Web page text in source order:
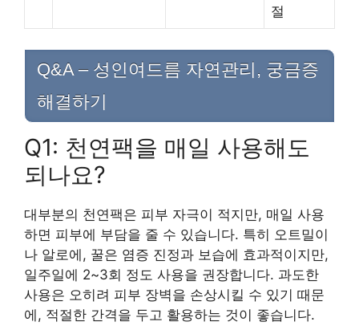
절
Q&A – 성인여드름 자연관리, 궁금증
해결하기
Q1: 천연팩을 매일 사용해도
되나요?
대부분의 천연팩은 피부 자극이 적지만, 매일 사용
하면 피부에 부담을 줄 수 있습니다. 특히 오트밀이
나 알로에, 꿀은 염증 진정과 보습에 효과적이지만,
일주일에 2~3회 정도 사용을 권장합니다. 과도한
사용은 오히려 피부 장벽을 손상시킬 수 있기 때문
에, 적절한 간격을 두고 활용하는 것이 좋습니다.